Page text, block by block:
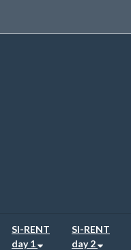
SI-RENT
day 1
SI-RENT
day 2